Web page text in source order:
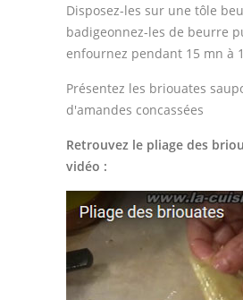
Disposez-les sur une tôle
badigeonnez-les de beurre
enfournez pendant 15 mn à
Présentez les briouates
d'amandes concassées
Retrouvez le pliage des
vidéo :